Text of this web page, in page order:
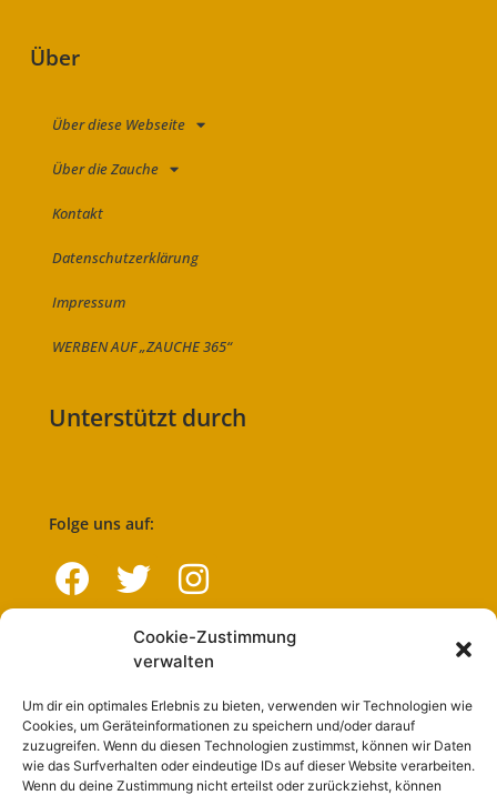
Cookie-Zustimmung
verwalten
Um dir ein optimales Erlebnis zu bieten, verwenden wir Technologien wie
Cookies, um Geräteinformationen zu speichern und/oder darauf
zuzugreifen. Wenn du diesen Technologien zustimmst, können wir Daten
wie das Surfverhalten oder eindeutige IDs auf dieser Website verarbeiten.
Wenn du deine Zustimmung nicht erteilst oder zurückziehst, können
Über
Über diese Webseite
Über die Zauche
Kontakt
Datenschutzerklärung
Impressum
WERBEN AUF „ZAUCHE 365“
Unterstützt durch
Folge uns auf:
Navigation
Start
Nutzungsbedingungen
Abo